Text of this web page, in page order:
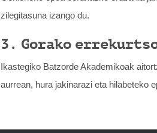
zilegitasuna izango du.
3. Gorako
Ikastegiko Batzorde Akademikoak
aurrean, hura jakinarazi eta hilabeteko